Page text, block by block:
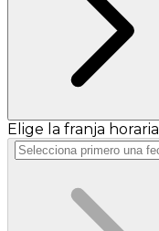
Elige la franja horaria